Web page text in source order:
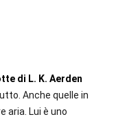
di L. K. Aerden
Anche quelle in
aria. Lui è uno